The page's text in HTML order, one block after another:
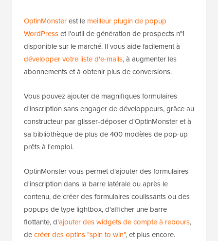
OptinMonsterest le meilleur plugin de popup
WordPresset l'outil de génération de prospects n°1
disponible sur le marché. Il vous aide facilement à
développer votre liste d'e-mails, à augmenter les
abonnements et à obtenir plus de conversions.
Vous pouvez ajouter de magnifiques formulaires
d'inscription sans engager de développeurs, grâce au
constructeur par glisser-déposer d'OptinMonster et à
sa bibliothèque de plus de 400 modèles de pop-up
prêts à l'emploi.
OptinMonster vous permet d'ajouter des formulaires
d'inscription dans la barre latérale ou après le
contenu, de créer des formulaires coulissants ou des
popups de type lightbox, d'afficher une barre
flottante, d'ajouter des widgets de compte à rebours,
decréer des optins "spin to win", et plus encore.